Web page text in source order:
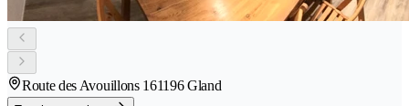
Route des Avouillons 161196 Gland